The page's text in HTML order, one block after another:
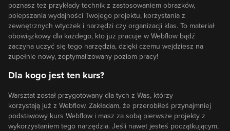
poznasz też przykłady technik z zastosowaniem obrazków,
polepszania wydajności Twojego projektu, korzystania z
zewnętrznych wtyczek i narzędzi czy organizacji klas. To materiał
obowiązkowy dla każdego, kto już pracuje w Webflow bądź
zaczyna uczyć się tego narzędzia, dzięki czemu wejdziesz na
zupełnie nowy, zoptymalizowany poziom pracy!
Dla kogo jest ten kurs?
Warsztat został przygotowany dla tych z Was, którzy
korzystają już z Webflow. Zakładam, że przerobiłeś przynajmniej
podstawowy kurs Webflow i masz za sobą pierwsze projekty z
wykorzystaniem tego narzędzia. Jeśli nawet jesteś początkującym,